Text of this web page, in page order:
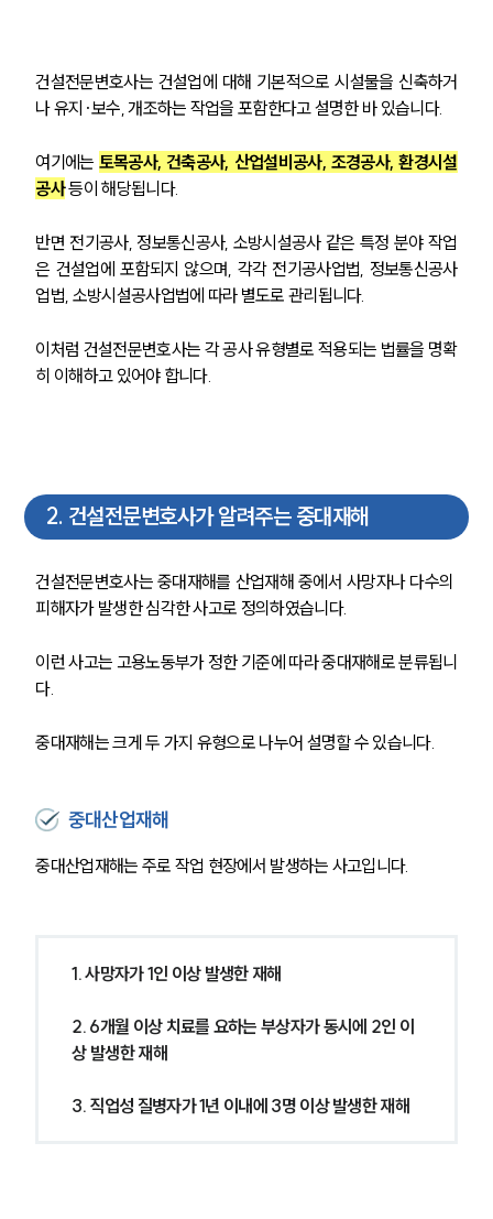
건설전문변호사는 건설업에 대해 기본적으로 시설물을 신축하거
나 유지·보수, 개조하는 작업을 포함한다고 설명한 바 있습니다.
여기에는 토목공사, 건축공사, 산업설비공사, 조경공사, 환경시설
공사 등이 해당됩니다.
반면 전기공사, 정보통신공사, 소방시설공사 같은 특정 분야 작업
은 건설업에 포함되지 않으며, 각각 전기공사업법, 정보통신공사
업법, 소방시설공사업법에 따라 별도로 관리됩니다.
이처럼 건설전문변호사는 각 공사 유형별로 적용되는 법률을 명확
히 이해하고 있어야 합니다.
2. 건설전문변호사가 알려주는 중대재해
건설전문변호사는 중대재해를 산업재해 중에서 사망자나 다수의
피해자가 발생한 심각한 사고로 정의하였습니다.
이런 사고는 고용노동부가 정한 기준에 따라 중대재해로 분류됩니
다.
중대재해는 크게 두 가지 유형으로 나누어 설명할 수 있습니다.
중대산업재해
중대산업재해는 주로 작업 현장에서 발생하는 사고입니다.
1. 사망자가 1인 이상 발생한 재해
2. 6개월 이상 치료를 요하는 부상자가 동시에 2인 이
상 발생한 재해
3. 직업성 질병자가 1년 이내에 3명 이상 발생한 재해